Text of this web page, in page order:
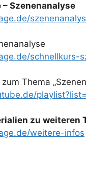
Szenenanalyse
schnellkurs-
Thema
zu weiteren
weitere-infos